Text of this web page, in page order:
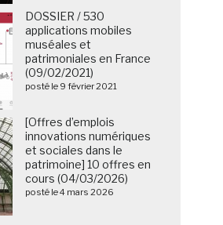
11,02%
5,87%
28,15% +1 place
7,49%-1 place
DOSSIER / 530
applications mobiles
muséales et
patrimoniales en France
(09/02/2021)
posté le 9 février 2021
[Offres d’emplois
innovations numériques
et sociales dans le
patrimoine] 10 offres en
cours (04/03/2026)
posté le 4 mars 2026